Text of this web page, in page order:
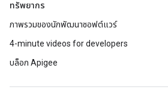
ทรัพยากร
ภาพรวมของนักพัฒนาซอฟต์แวร์
4-minute videos for developers
บล็อก Apigee